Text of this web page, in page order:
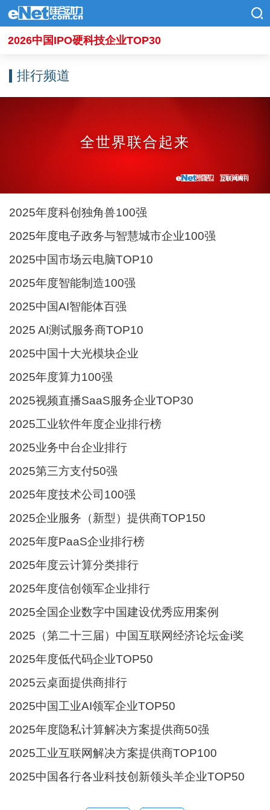
2026中国IPO硬科技企业TOP30
排行频道
全世界联合起来
2025年度科创独角兽100强
2025年度电子政务与智慧城市企业100强
2025中国市场云电脑TOP10
2025年度智能制造100强
2025中国AI智能体百强
2025 AI测试服务商TOP10
2025中国十大光模块企业
2025年度算力100强
2025视频直播SaaS服务企业TOP30
2025工业软件年度企业排行榜
2025业务中台企业排行
2025第三方支付50强
2025年度技术公司100强
2025企业服务（新型）提供商TOP150
2025年度PaaS企业排行榜
2025年度云计算分类排行
2025年度信创领军企业排行
2025全国企业数字中国建设优秀应用案例
2025（第二十三届）中国互联网经济论坛金i奖
2025年度低代码企业TOP50
2025云桌面提供商排行
2025中国工业AI领军企业TOP50
2025年度隐私计算解决方案提供商50强
2025工业互联网解决方案提供商TOP100
2025中国各行各业科技创新领头羊企业TOP50